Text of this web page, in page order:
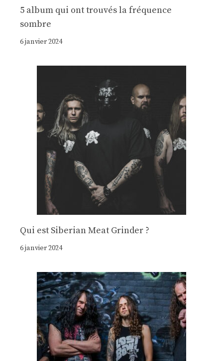
5 album qui ont trouvés la fréquence
sombre
6 janvier 2024
Qui est Siberian Meat Grinder ?
6 janvier 2024